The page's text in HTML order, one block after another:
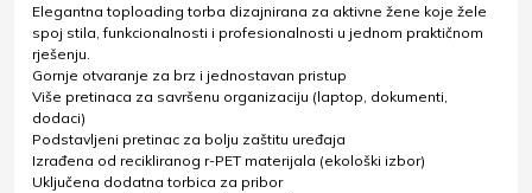
Elegantna toploading torba dizajnirana za aktivne žene koje žele
spoj stila, funkcionalnosti i profesionalnosti u jednom praktičnom
rješenju.
Gornje otvaranje za brz i jednostavan pristup
Više pretinaca za savršenu organizaciju (laptop, dokumenti,
dodaci)
Podstavljeni pretinac za bolju zaštitu uređaja
Izrađena od recikliranog r-PET materijala (ekološki izbor)
Uključena dodatna torbica za pribor